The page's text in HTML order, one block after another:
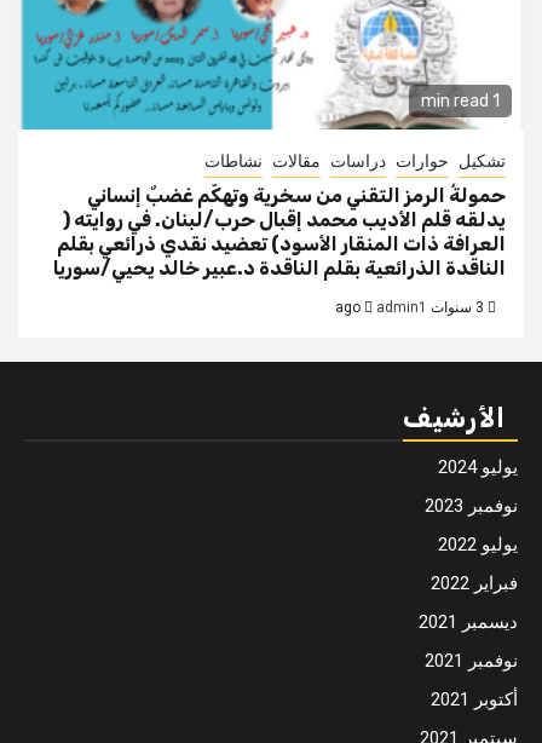
1 min read
تشكيل حوارات دراسات مقالات نشاطات
حمولةُ الرمز التقني من سخرية وتهكّم غضبٌ إنساني
يدلقه قلم الأديب محمد إقبال حرب/لبنان. في روايته (
العرافة ذات المنقار الأسود) تعضيد نقدي ذرائعي بقلم
الناقدة الذرائعية بقلم الناقدة د.عبير خالد يحيي/سوريا
admin1
الأرشيف
يوليو 2024
نوفمبر 2023
يوليو 2022
فبراير 2022
ديسمبر 2021
نوفمبر 2021
أكتوبر 2021
سبتمبر 2021